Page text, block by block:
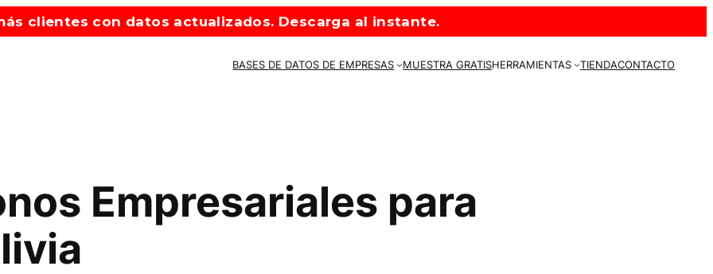
clientes con datos actualizados. Descarga al instante.
BASES DE DATOS DE EMPRESAS MUESTRA GRATISHERRAMIENTAS TIENDACONTACTO
Empresariales para